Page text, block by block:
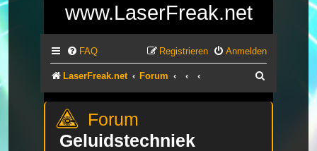
www.LaserFreak.net
FAQ Anmelden
Registrieren
LaserFreak.net Forum
Geluidstechniek